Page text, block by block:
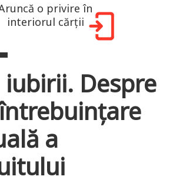
o privire în
interiorul cărții
iubirii. Despre
a